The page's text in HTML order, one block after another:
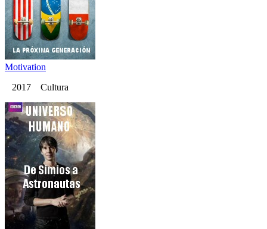
Motivation
2017 Cultura